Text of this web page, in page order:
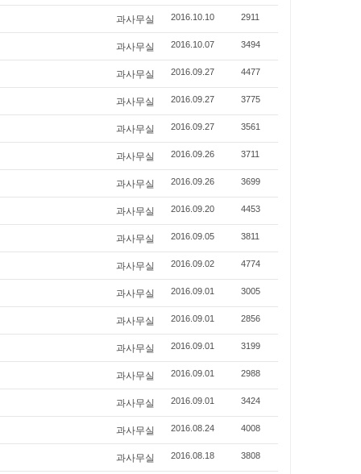
과사무실 2016.10.10 2911
과사무실 2016.10.07 3494
과사무실 2016.09.27 4477
과사무실 2016.09.27 3775
과사무실 2016.09.27 3561
과사무실 2016.09.26 3711
과사무실 2016.09.26 3699
과사무실 2016.09.20 4453
과사무실 2016.09.05 3811
과사무실 2016.09.02 4774
과사무실 2016.09.01 3005
과사무실 2016.09.01 2856
과사무실 2016.09.01 3199
과사무실 2016.09.01 2988
과사무실 2016.09.01 3424
과사무실 2016.08.24 4008
과사무실 2016.08.18 3808